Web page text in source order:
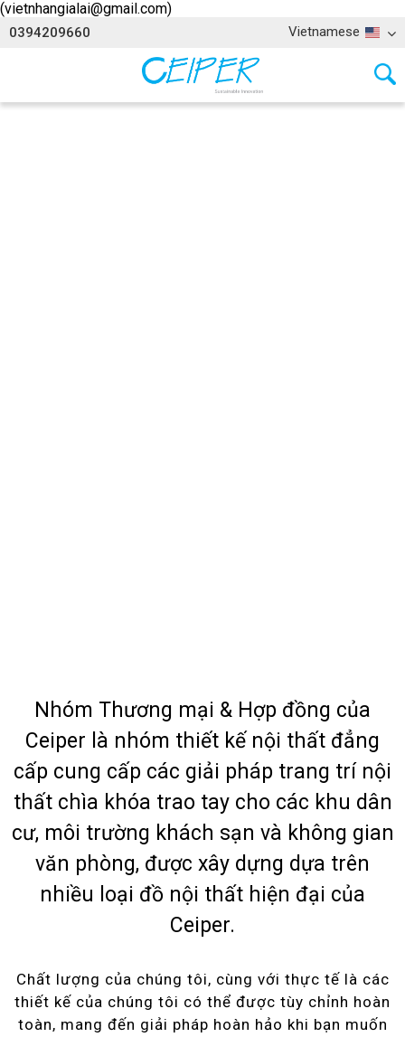
(vietnhangialai@gmail.com)
0394209660 Vietnamese
Nhóm Thương mại & Hợp đồng của
Ceiper là nhóm thiết kế nội thất đẳng
cấp cung cấp các giải pháp trang trí nội
thất chìa khóa trao tay cho các khu dân
cư, môi trường khách sạn và không gian
văn phòng, được xây dựng dựa trên
nhiều loại đồ nội thất hiện đại của
Ceiper.
Chất lượng của chúng tôi, cùng với thực tế là các
thiết kế của chúng tôi có thể được tùy chỉnh hoàn
toàn, mang đến giải pháp hoàn hảo khi bạn muốn